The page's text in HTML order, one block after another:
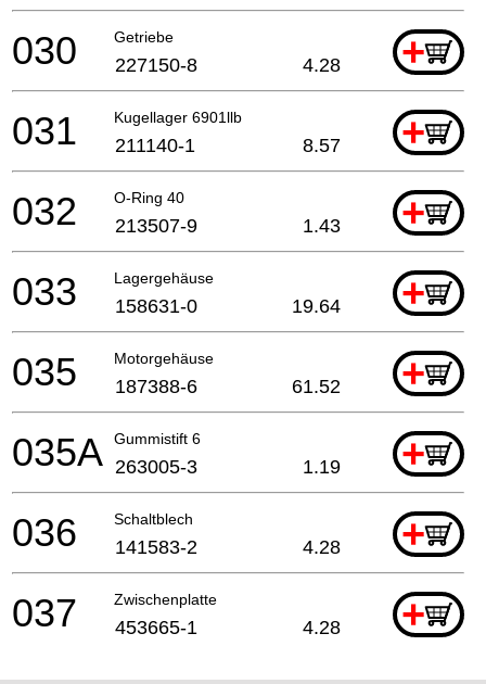
Getriebe +
030 227150-8 4.28
Kugellager 6901llb +
031 211140-1 8.57
O-Ring 40 +
032 213507-9 1.43
Lagergehäuse +
033 158631-0 19.64
Motorgehäuse +
035 187388-6 61.52
Gummistift 6 +
035A 263005-3 1.19
Schaltblech +
036 141583-2 4.28
Zwischenplatte +
037 453665-1 4.28